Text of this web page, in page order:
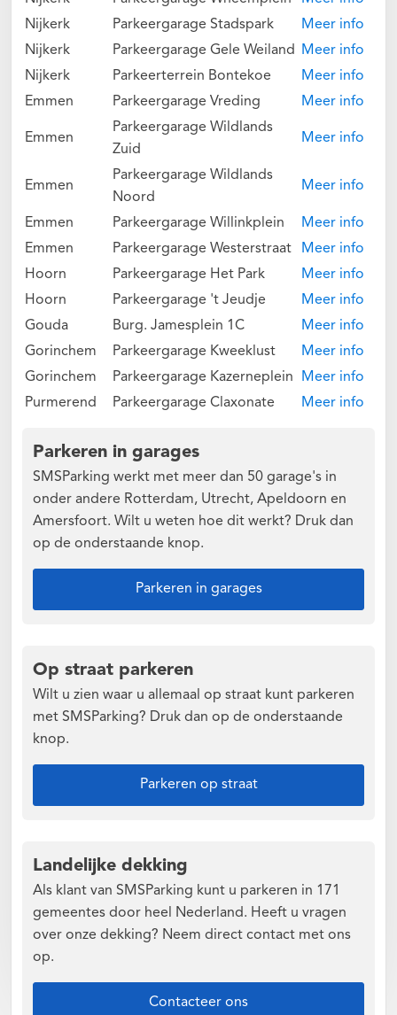
Nijkerk
Parkeergarage Stadspark
Meer info
Nijkerk
Parkeergarage Gele Weiland
Meer info
Nijkerk
Parkeerterrein Bontekoe
Meer info
Emmen
Parkeergarage Vreding Meer info
Emmen
Parkeergarage Wildlands
Zuid
Meer info
Emmen
Parkeergarage Wildlands
Noord
Meer info
Emmen Parkeergarage Willinkplein
Meer info
Emmen
Parkeergarage Westerstraat
Meer info
Hoorn
Parkeergarage Het Park
Meer info
Hoorn
Parkeergarage 't Jeudje
Meer info
Gouda
Burg. Jamesplein 1C
Meer info
Gorinchem
Parkeergarage Kweeklust
Meer info
Gorinchem
Parkeergarage Kazerneplein
Meer info
Purmerend
Parkeergarage Claxonate Meer info
Parkeren in garages
SMSParking werkt met meer dan 50 garage's in
onder andere Rotterdam, Utrecht, Apeldoorn en
Amersfoort. Wilt u weten hoe dit werkt? Druk dan
op de onderstaande knop.
Parkeren in garages
Op straat parkeren
Wilt u zien waar u allemaal op straat kunt parkeren
met SMSParking? Druk dan op de onderstaande
knop.
Parkeren op straat
Landelijke dekking
Als klant van SMSParking kunt u parkeren in 171
gemeentes door heel Nederland. Heeft u vragen
over onze dekking? Neem direct contact met ons
op.
Contacteer ons